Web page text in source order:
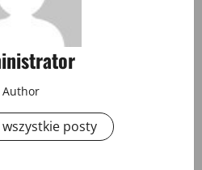
Author
posty